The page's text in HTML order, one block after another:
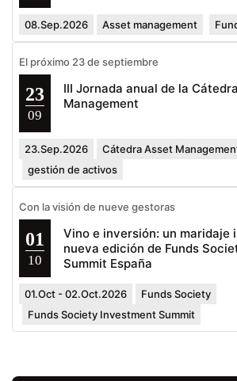
08.Sep.2026 Asset management
El próximo 23 de septiembre
23
09
III Jornada anual de la
Management
23.Sep.2026
Cátedra Asset
gestión de activos
Con la visión de nueve gestoras
01
10
Vino e inversión: un maridaje
nueva edición de Funds
Summit España
01.Oct - 02.Oct.2026
Funds Society
Funds Society Investment Summit